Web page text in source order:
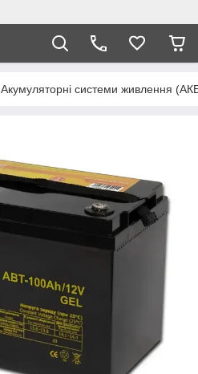
Акумуляторні системи живлення